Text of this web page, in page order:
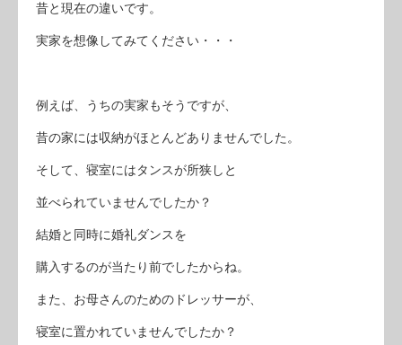
昔と現在の違いです。
実家を想像してみてください・・・
例えば、うちの実家もそうですが、
昔の家には収納がほとんどありませんでした。
そして、寝室にはタンスが所狭しと
並べられていませんでしたか？
結婚と同時に婚礼ダンスを
購入するのが当たり前でしたからね。
また、お母さんのためのドレッサーが、
寝室に置かれていませんでしたか？